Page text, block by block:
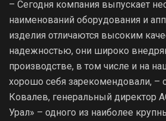
– Сегодня компания выпускает
наименований оборудования и
изделия отличаются высоким
надежностью, они широко
производстве, в том числе и на
хорошо себя зарекомендовали, –
Ковалев, генеральный директор
Урал» – одного из наиболее